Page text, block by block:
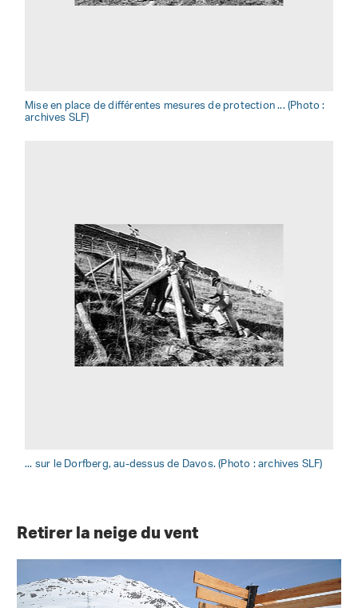
Mise en place de différentes mesures de protection ... (Photo :
archives SLF)
... sur le Dorfberg, au-dessus de Davos. (Photo : archives SLF)
Retirer la neige du vent